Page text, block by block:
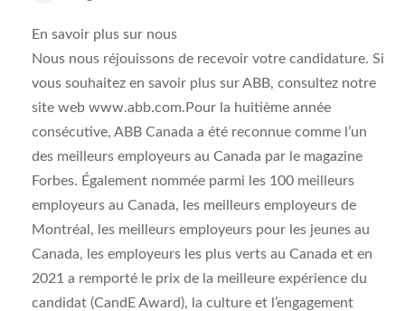
En savoir plus sur nous
Nous nous réjouissons de recevoir votre candidature. Si
vous souhaitez en savoir plus sur ABB, consultez notre
site web www.abb.com.Pour la huitième année
consécutive, ABB Canada a été reconnue comme l’un
des meilleurs employeurs au Canada par le magazine
Forbes. Également nommée parmi les 100 meilleurs
employeurs au Canada, les meilleurs employeurs de
Montréal, les meilleurs employeurs pour les jeunes au
Canada, les employeurs les plus verts au Canada et en
2021 a remporté le prix de la meilleure expérience du
candidat (CandE Award), la culture et l’engagement